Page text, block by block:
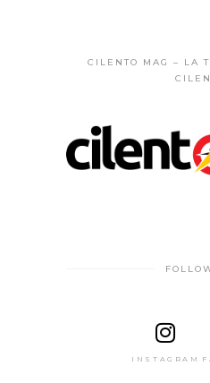
CILENTO MAG – LA
INSTAGRAM